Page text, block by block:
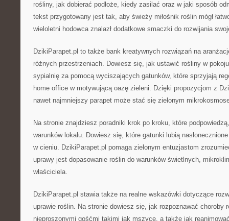
rośliny, jak dobierać podłoże, kiedy zasilać oraz w jaki sposób
tekst przygotowany jest tak, aby świeży miłośnik roślin mógł
wieloletni hodowca znalazł dodatkowe smaczki do rozwijania
DzikiParapet.pl to także bank kreatywnych rozwiązań na
różnych przestrzeniach. Dowiesz się, jak ustawić rośliny w
sypialnię za pomocą wyciszających gatunków, które sprzyjają
home office w motywującą oazę zieleni. Dzięki propozycjom z
nawet najmniejszy parapet może stać się zielonym
Na stronie znajdziesz poradniki krok po kroku, które
warunków lokalu. Dowiesz się, które gatunki lubią
w cieniu. DzikiParapet.pl pomaga zielonym entuzjastom
uprawy jest dopasowanie roślin do warunków świetlnych,
właściciela.
DzikiParapet.pl stawia także na realne wskazówki dotyczące
uprawie roślin. Na stronie dowiesz się, jak rozpoznawać choroby
nieproszonymi gośćmi takimi jak mszyce, a także jak